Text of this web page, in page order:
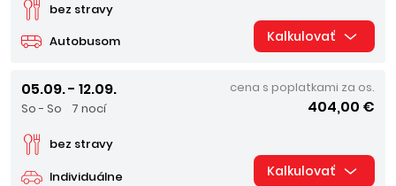
Autobusom
bez stravy
Kalkulovať
05.09. - 12.09.
So - So 7 nocí
Individuálne
bez stravy
cena s poplatkami za os.
404,00 €
Kalkulovať